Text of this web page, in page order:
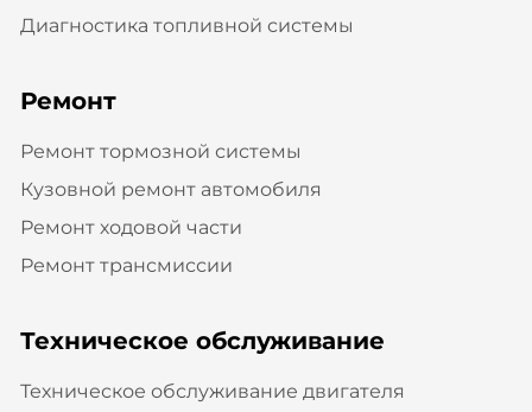
Диагностика топливной системы
Ремонт
Ремонт тормозной системы
Кузовной ремонт автомобиля
Ремонт ходовой части
Ремонт трансмиссии
Техническое обслуживание
Техническое обслуживание двигателя